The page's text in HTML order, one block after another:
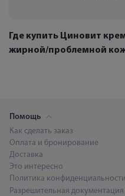
Где купить Циновит
жирной/проблемной
Помощь
Как сделать заказ
Оплата и бронирование
Доставка
Это интересно
Политика конфиденциальности
Разрешительная документация